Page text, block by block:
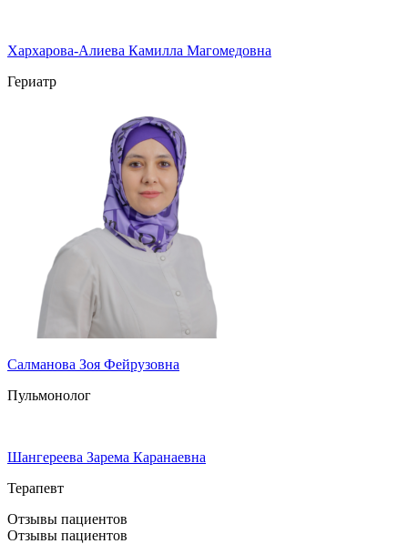
Хархарова-Алиева Камилла Магомедовна
Гериатр
Салманова Зоя Фейрузовна
Пульмонолог
Шангереева Зарема Каранаевна
Терапевт
Отзывы пациентов
Отзывы пациентов